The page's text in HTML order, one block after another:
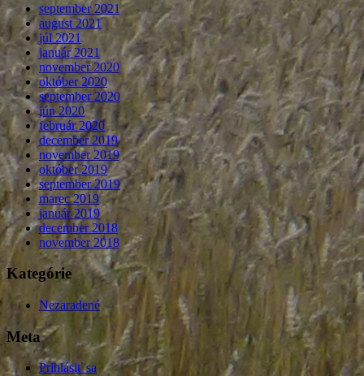
september 2021
august 2021
júl 2021
január 2021
november 2020
október 2020
september 2020
jún 2020
február 2020
december 2019
november 2019
október 2019
september 2019
marec 2019
január 2019
december 2018
november 2018
Kategórie
Nezaradené
Meta
Prihlásiť sa